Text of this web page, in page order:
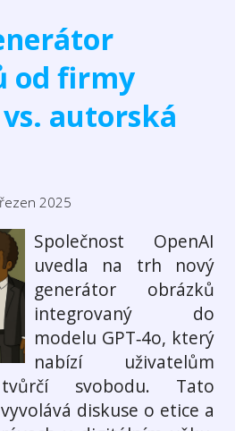
od firmy
autorská
2025
Společnost OpenAI
uvedla na trh nový
generátor obrázků
integrovaný do
modelu GPT‑4o, který
nabízí uživatelům
svobodu. Tato
diskuse o etice a